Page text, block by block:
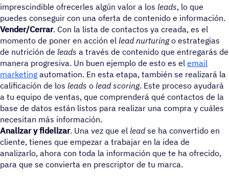
imprescindible ofrecerles algún valor a los leads, lo que
puedes conseguir con una oferta de contenido e información.
Vender/Cerrar. Con la lista de contactos ya creada, es el
momento de poner en acción el lead nurturingo estrategias
de nutrición de leads a través de contenido que entregarás de
manera progresiva. Un buen ejemplo de esto es el email
marketing automation. En esta etapa, también se realizará la
calificación de los leads o lead scoring. Este proceso ayudar
a tu equipo de ventas, que comprenderá qué contactos de la
base de datos están listos para realizar una compra y cuáles
necesitan más información.
Analizar yfidelizar. Una vez que el leadse ha convertido en
cliente, tienes que empezar a trabajar en la idea de
analizarlo, ahora con toda la información que te ha ofrecido,
para que se convierta en prescriptor de tu marca.